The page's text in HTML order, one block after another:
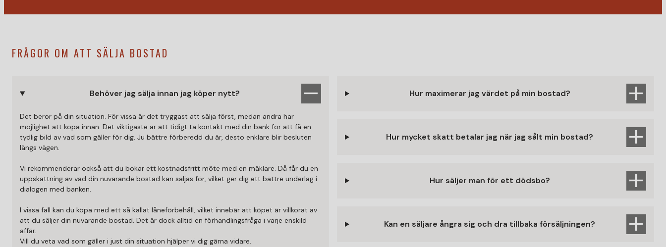
FRÅGOR OM ATT SÄLJA BOSTAD
Behöver jag sälja innan jag köper nytt?
Det beror på din situation. För vissa är det tryggast att sälja först, medan andra har
möjlighet att köpa innan. Det viktigaste är att tidigt ta kontakt med din bank för att få en
tydlig bild av vad som gäller för dig. Ju bättre förberedd du är, desto enklare blir besluten
längs vägen.
Vi rekommenderar också att du bokar ett kostnadsfritt möte med en mäklare. Då får du en
uppskattning av vad din nuvarande bostad kan säljas för, vilket ger dig ett bättre underlag i
dialogen med banken.
I vissa fall kan du köpa med ett så kallat låneförbehåll, vilket innebär att köpet är villkorat av
att du säljer din nuvarande bostad. Det är dock alltid en förhandlingsfråga i varje enskild
affär.
Vill du veta vad som gäller i just din situation hjälper vi dig gärna vidare.
Hur maximerar jag värdet på min bostad?
Hur mycket skatt betalar jag när jag sålt min bostad?
Hur säljer man för ett dödsbo?
Kan en säljare ångra sig och dra tillbaka försäljningen?